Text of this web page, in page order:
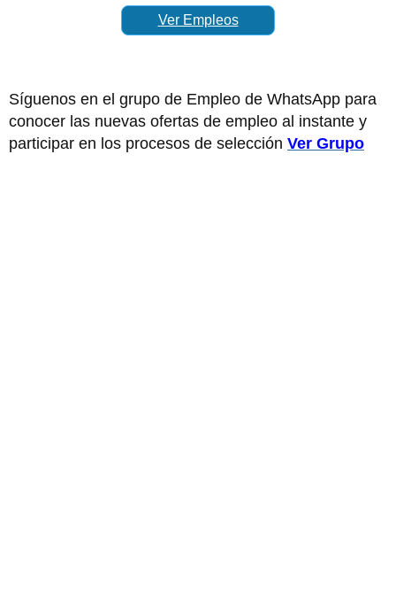
Ver Empleos
Síguenos en el grupo de Empleo de WhatsApp para
conocer las nuevas ofertas de empleo al instante y
participar en los procesos de selección Ver Grupo